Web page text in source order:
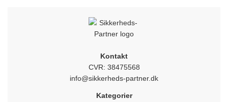
Kontakt
CVR: 38475568
info@sikkerheds-partner.dk
Kategorier